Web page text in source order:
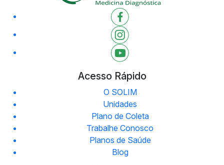
Acesso Rápido
O SOLIM
Unidades
Plano de Coleta
Trabalhe Conosco
Planos de Saúde
Blog